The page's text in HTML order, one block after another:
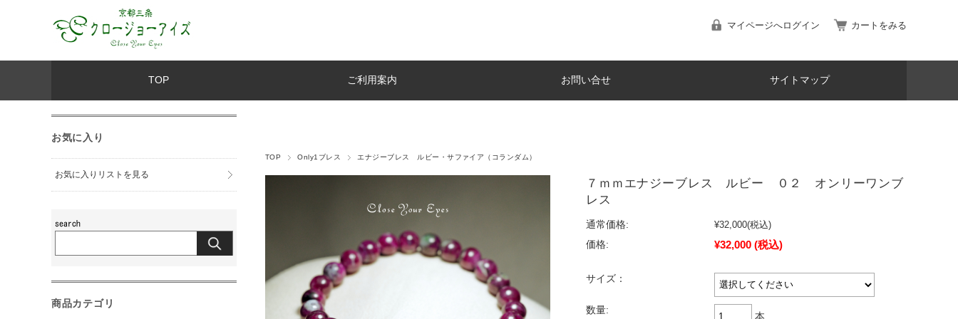
マイページへログイン カートをみる
TOP ご利用案内 お問い合せ サイトマップ
TOP Only1ブレス エナジーブレス ルビー・サファイア（コランダム）
７ｍｍエナジーブレス ルビー ０２ オンリーワンブ
レス
通常価格: ¥32,000(税込)
価格:
¥32,000 (税込)
サイズ：
数量:
本
お気に入り
お気に入りリストを見る
商品カテゴリ